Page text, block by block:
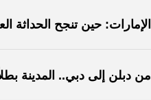
الإمارات: حين تنجح الحداثة
من دبلن إلى دبي.. المدينة